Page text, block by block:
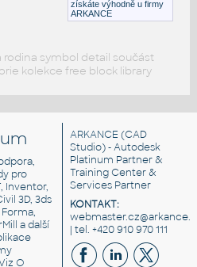
získáte výhodně u firmy
ARKANCE
symbol detail součást
kolekce free block library
pro
Inventor,
3D, 3ds
Forma,
a další
O
ARKANCE (CAD
Studio) - Autodesk
Platinum Partner &
Training Center &
Services Partner
KONTAKT:
| tel. +420 910 970 111